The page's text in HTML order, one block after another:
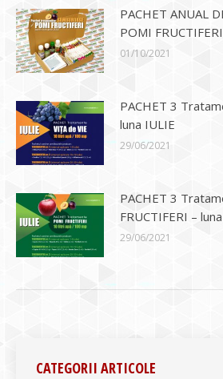
PACHET ANUAL
POMI
01/10/2021
PACHET 3
luna IULIE
29/06/2021
PACHET 3
FRUCTIFERI –
29/06/2021
CATEGORII ARTICOLE